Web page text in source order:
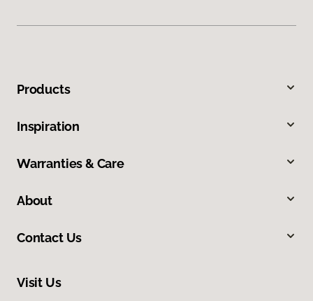
Products
Inspiration
Warranties & Care
About
Contact Us
Visit Us